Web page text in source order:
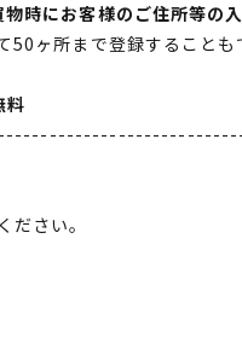
時にお客様のご住所等の入
50ヶ所まで登録することも
料
さい。